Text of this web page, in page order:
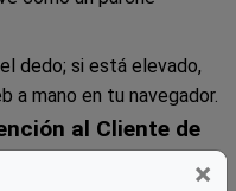
dedo; si está elevado,
a mano en tu navegador.
al Cliente de
×